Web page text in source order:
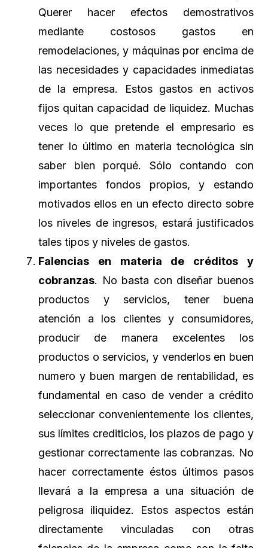
Querer hacer efectos demostrativos
mediante costosos gastos en
remodelaciones, y máquinas por encima de
las necesidades y capacidades inmediatas
de la empresa. Estos gastos en activos
fijos quitan capacidad de liquidez. Muchas
veces lo que pretende el empresario es
tener lo último en materia tecnológica sin
saber bien porqué. Sólo contando con
importantes fondos propios, y estando
motivados ellos en un efecto directo sobre
los niveles de ingresos, estará justificados
tales tipos y niveles de gastos.
Falencias en materia de créditos y
cobranzas. No basta con diseñar buenos
productos y servicios, tener buena
atención a los clientes y consumidores,
producir de manera excelentes los
productos o servicios, y venderlos en buen
numero y buen margen de rentabilidad, es
fundamental en caso de vender a crédito
seleccionar convenientemente los clientes,
sus límites crediticios, los plazos de pago y
gestionar correctamente las cobranzas. No
hacer correctamente éstos últimos pasos
llevará a la empresa a una situación de
peligrosa iliquidez. Estos aspectos están
directamente vinculadas con otras